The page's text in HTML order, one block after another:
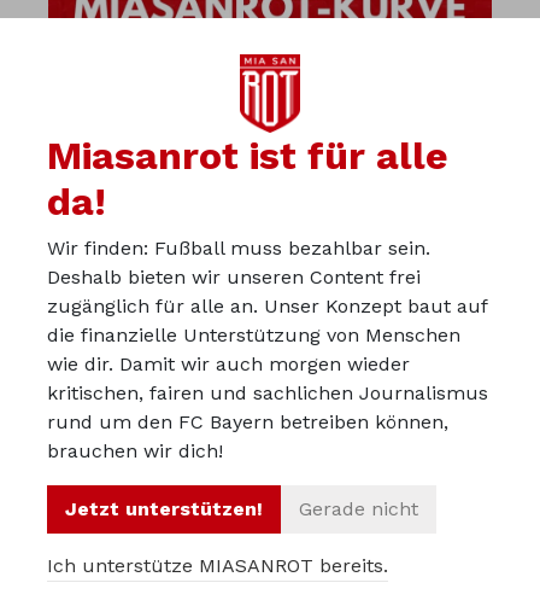
© 2012 – 2026 Miasanrot
Über uns
Werbepartner werden
Impressum
Datenschutz
Miasanrot ist für alle
da!
Wir finden: Fußball muss bezahlbar sein.
Deshalb bieten wir unseren Content frei
zugänglich für alle an. Unser Konzept baut auf
die finanzielle Unterstützung von Menschen
wie dir. Damit wir auch morgen wieder
kritischen, fairen und sachlichen Journalismus
rund um den FC Bayern betreiben können,
brauchen wir dich!
Jetzt unterstützen! Gerade nicht
Ich unterstütze MIASANROT bereits.